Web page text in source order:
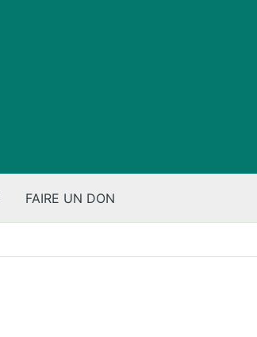
FAIRE UN DON